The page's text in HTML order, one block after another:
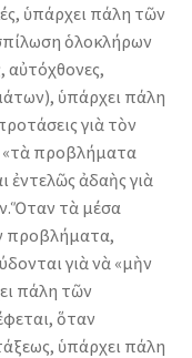
ὑπάρχει πάλη τῶν
ὁλοκλήρων
ὑπάρχει πάλη
γιὰ τὸν
«τὰ προβλήματα
ἐντελῶς ἀδαὴς γιὰ
τὰ μέσα
προβλήματα,
γιὰ νὰ «μὴν
πάλη τῶν
ὅταν
ὑπάρχει πάλη